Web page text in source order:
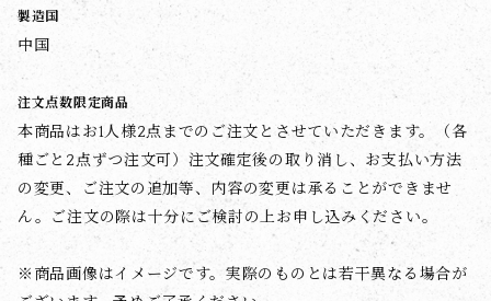
製造国
中国
注文点数限定商品
本商品はお1人様2点までのご注文とさせていただきます。（各
種ごと2点ずつ注文可）注文確定後の取り消し、お支払い方法
の変更、ご注文の追加等、内容の変更は承ることができませ
ん。ご注文の際は十分にご検討の上お申し込みください。
※商品画像はイメージです。実際のものとは若干異なる場合が